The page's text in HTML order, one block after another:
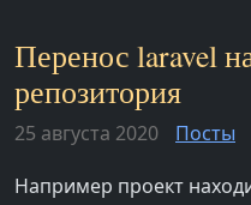
Перенос laravel
репозитория
25 августа 2020 Посты
Например проект